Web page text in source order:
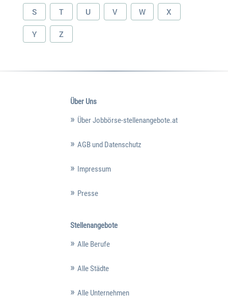
S T U V W X
Y Z
Über Uns
Über Jobbörse-stellenangebote.at
AGB und Datenschutz
Impressum
Presse
Stellenangebote
Alle Berufe
Alle Städte
Alle Unternehmen